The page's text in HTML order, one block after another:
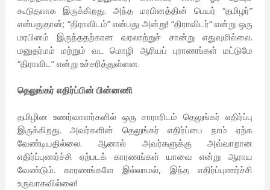
கூடுதலாக இருக்கிறது. அந்த மரபினத்தின் பெயர் “தமிழர்”
என்பதுதான்; “திராவிடம்” என்பது அன்று! “திராவிடர்” என்று ஒரு
மரபினம் இருந்ததற்கான வரலாற்றுச் சான்று எதுவுமில்லை.
மனுதர்மம் மற்றும் வட மொழி ஆரியப் புராணங்கள் மட்டுமே
“திராவிட” என்று உச்சரித்துள்ளன.
தெலுங்கர் எதிர்ப்பின் பின்னணி
தமிழின உணர்வாளர்களில் ஒரு சாராரிடம் தெலுங்கர் எதிர்ப்பு
இருக்கிறது. அவர்களின் தெலுங்கர் எதிர்ப்பை நாம் ஏற்க
வேண்டியதில்லை. ஆனால் அவர்களுக்கு அவ்வாறான
எதிர்ப்புணர்ச்சி ஏற்படக் காரணங்கள் யாவை என்று ஆராய
வேண்டும். காரணங்களே இல்லாமல், இந்த எதிர்ப்புணர்ச்சி
உருவாகவில்லை!